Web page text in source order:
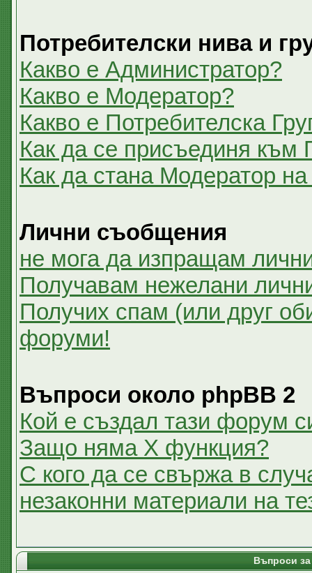
Потребителски нива и
Какво е Администратор?
Какво е Модератор?
Какво е Потребителска
Как да се присъединя към
Как да стана Модератор
Лични съобщения
не мога да изпращам
Получавам нежелани
Получих спам (или друг
форуми!
Въпроси около phpBB 2
Кой е създал тази форум
Защо няма X функция?
С кого да се свържа в
незаконни материали на
Въпроси